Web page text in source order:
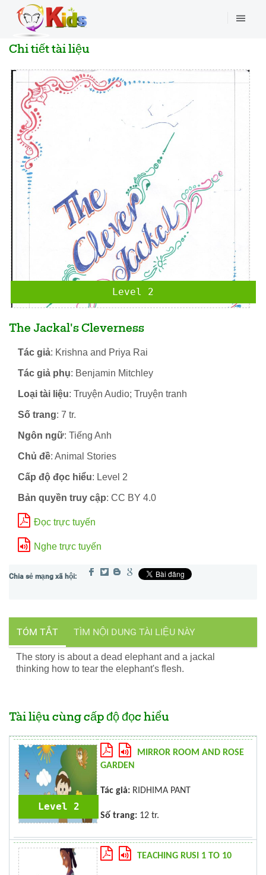
Chi tiết tài liệu
Level 2
The Jackal's Cleverness
Tác giả: Krishna and Priya Rai
Tác giả phụ: Benjamin Mitchley
Loại tài liệu: Truyện Audio; Truyện tranh
Số trang: 7 tr.
Ngôn ngữ: Tiếng Anh
Chủ đề: Animal Stories
Cấp độ đọc hiểu: Level 2
Bản quyền truy cập: CC BY 4.0
Đọc trực tuyến
Nghe trực tuyến
TÓM TẮT TÌM NỘI DUNG TÀI LIỆU NÀY
The story is about a dead elephant and a jackal
thinking how to tear the elephant's flesh.
Tài liệu cùng cấp độ đọc hiểu
Level 2
MIRROR ROOM AND ROSE
GARDEN
Tác giả: RIDHIMA PANT
Số trang: 12 tr.
TEACHING RUSI 1 TO 10